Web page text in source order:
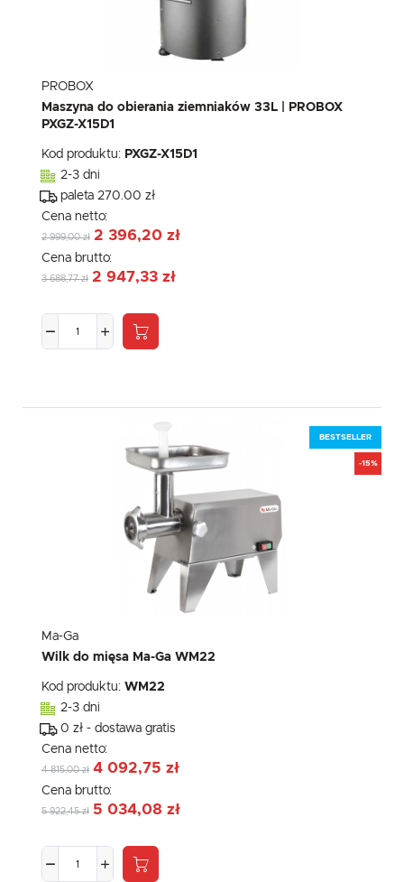
PROBOX
Maszyna do obierania ziemniaków 33L | PROBOX
PXGZ-X15D1
Kod produktu: PXGZ-X15D1
2-3 dni
paleta 270.00 zł
Cena netto:
2 999,00 zł 2 396,20 zł
Cena brutto:
3 688,77 zł 2 947,33 zł
BESTSELLER
-15%
Ma-Ga
Wilk do mięsa Ma-Ga WM22
Kod produktu: WM22
2-3 dni
0 zł - dostawa gratis
Cena netto:
4 815,00 zł 4 092,75 zł
Cena brutto:
5 922,45 zł 5 034,08 zł